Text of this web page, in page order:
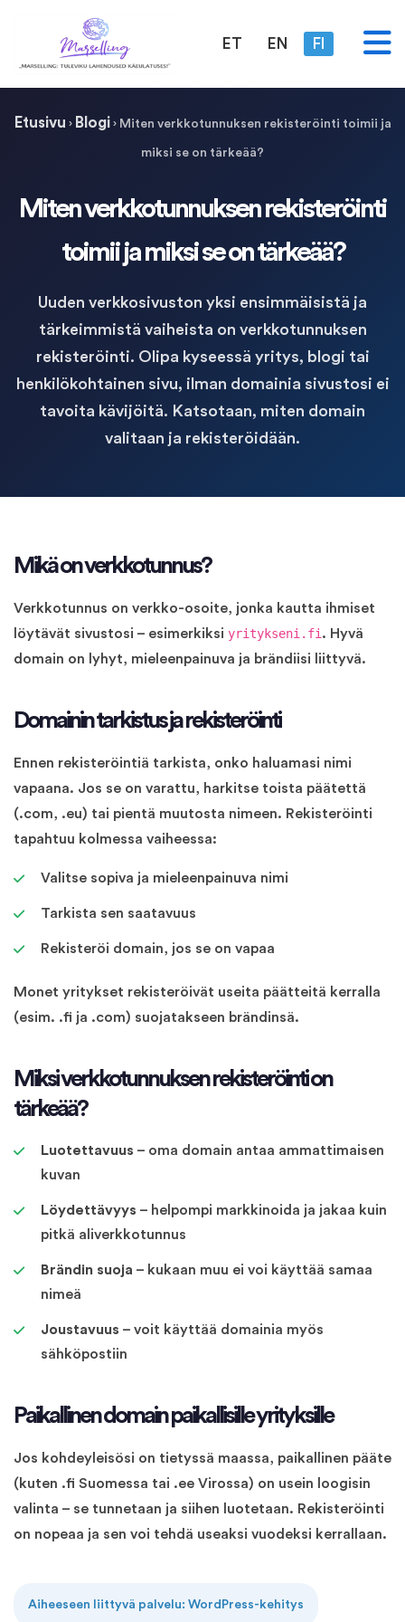
ET EN FI
Etusivu › Blogi › Miten verkkotunnuksen rekisteröinti toimii ja
miksi se on tärkeää?
Miten verkkotunnuksen rekisteröinti
toimii ja miksi se on tärkeää?
Uuden verkkosivuston yksi ensimmäisistä ja
tärkeimmistä vaiheista on verkkotunnuksen
rekisteröinti. Olipa kyseessä yritys, blogi tai
henkilökohtainen sivu, ilman domainia sivustosi ei
tavoita kävijöitä. Katsotaan, miten domain
valitaan ja rekisteröidään.
Mikä on verkkotunnus?
Verkkotunnus on verkko-osoite, jonka kautta ihmiset
löytävät sivustosi – esimerkiksi yritykseni.fi . Hyvä
domain on lyhyt, mieleenpainuva ja brändiisi liittyvä.
Domainin tarkistus ja rekisteröinti
Ennen rekisteröintiä tarkista, onko haluamasi nimi
vapaana. Jos se on varattu, harkitse toista päätettä
(.com, .eu) tai pientä muutosta nimeen. Rekisteröinti
tapahtuu kolmessa vaiheessa:
Valitse sopiva ja mieleenpainuva nimi
Tarkista sen saatavuus
Rekisteröi domain, jos se on vapaa
Monet yritykset rekisteröivät useita päätteitä kerralla
(esim. .fi ja .com) suojatakseen brändinsä.
Miksi verkkotunnuksen rekisteröinti on
tärkeää?
Luotettavuus – oma domain antaa ammattimaisen
kuvan
Löydettävyys – helpompi markkinoida ja jakaa kuin
pitkä aliverkkotunnus
Brändin suoja – kukaan muu ei voi käyttää samaa
nimeä
Joustavuus – voit käyttää domainia myös
sähköpostiin
Paikallinen domain paikallisille yrityksille
Jos kohdeyleisösi on tietyssä maassa, paikallinen pääte
(kuten .fi Suomessa tai .ee Virossa) on usein loogisin
valinta – se tunnetaan ja siihen luotetaan. Rekisteröinti
on nopeaa ja sen voi tehdä useaksi vuodeksi kerrallaan.
Aiheeseen liittyvä palvelu: WordPress-kehitys